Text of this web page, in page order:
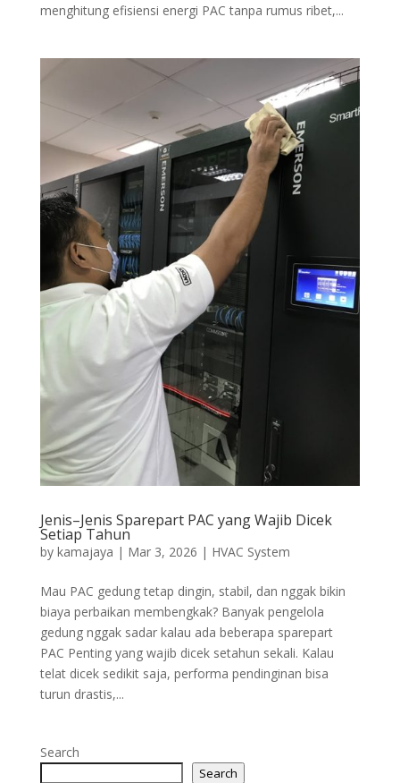
menghitung efisiensi energi PAC tanpa rumus ribet,...
Jenis–Jenis Sparepart PAC yang Wajib Dicek
Setiap Tahun
by kamajaya | Mar 3, 2026 | HVAC System
Mau PAC gedung tetap dingin, stabil, dan nggak bikin
biaya perbaikan membengkak? Banyak pengelola
gedung nggak sadar kalau ada beberapa sparepart
PAC Penting yang wajib dicek setahun sekali. Kalau
telat dicek sedikit saja, performa pendinginan bisa
turun drastis,...
Search
Search